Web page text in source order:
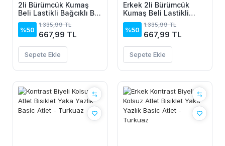
2li Bürümcük Kumaş
Beli Lastikli Bağcıklı Bol
Paça Pantolon -
Beyaz/Vizon
%50
1.335,99 TL
667,99 TL
Sepete Ekle
Erkek 2li Bürümcük
Kumaş Beli Lastikli
Bağcıklı Bol Paça
Pantolon - Beyaz/Vizon
%50
1.335,99 TL
667,99 TL
Sepete Ekle